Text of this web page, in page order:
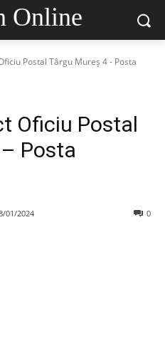
Online
Postal Târgu Mureş 4 - Posta
Oficiu Postal
Posta
01/2024 0